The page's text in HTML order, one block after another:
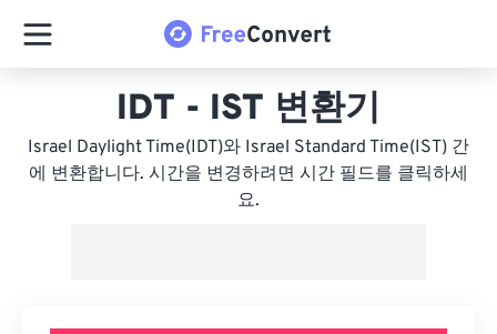
IDT - IST 변환기
Israel Daylight Time(IDT)와 Israel Standard Time(IST) 간
에 변환합니다. 시간을 변경하려면 시간 필드를 클릭하세
요.